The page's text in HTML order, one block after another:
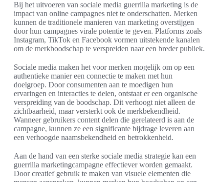
Bij het uitvoeren van sociale media guerrilla marketing is de
impact van online campagnes niet te onderschatten. Merken
kunnen de traditionele manieren van marketing overstijgen
door hun campagnes virale potentie te geven. Platforms zoals
Instagram, TikTok en Facebook vormen uitstekende kanalen
om de merkboodschap te verspreiden naar een breder publiek.
Sociale media maken het voor merken mogelijk om op een
authentieke manier een connectie te maken met hun
doelgroep. Door consumenten aan te moedigen hun
ervaringen en interacties te delen, ontstaat er een organische
verspreiding van de boodschap. Dit verhoogt niet alleen de
zichtbaarheid, maar versterkt ook de merkbekendheid.
Wanneer gebruikers content delen die gerelateerd is aan de
campagne, kunnen ze een significante bijdrage leveren aan
een verhoogde naamsbekendheid en betrokkenheid.
Aan de hand van een sterke sociale media strategie kan een
guerrilla marketingcampagne effectiever worden gemaakt.
Door creatief gebruik te maken van visuele elementen die